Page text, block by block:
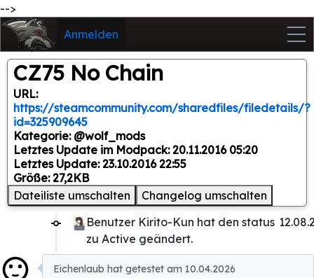
-->
Anmelden
CZ75 No Chain
URL:
https://steamcommunity.com/sharedfiles/filedetails/?
id=325909645
Kategorie: @wolf_mods
Letztes Update im Modpack: 20.11.2016 05:20
Letztes Update: 23.10.2016 22:55
Größe: 27,2KB
Dateiliste umschalten
Changelog umschalten
Benutzer Kirito-Kun hat den status
zu Active geändert.
Eichenlaub hat getestet am 10.04.2026